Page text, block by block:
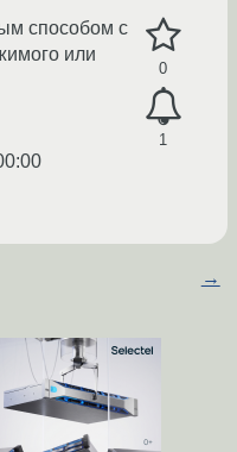
0
1
способом с
или
→